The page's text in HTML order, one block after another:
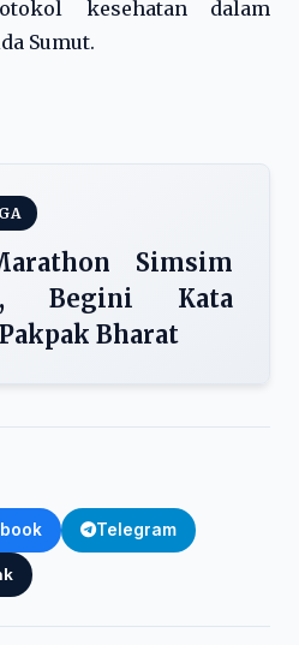
kesehatan dalam
Sumut.
Simsim
Begini Kata
Bharat
Telegram